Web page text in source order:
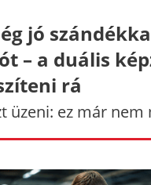
jó
– a duális
rá
üzeni: ez már